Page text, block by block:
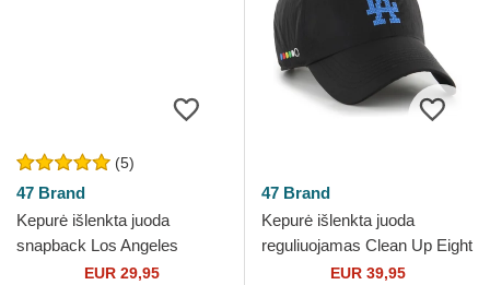
(5)
47 Brand
Kepurė išlenkta juoda
snapback Los Angeles
Dodgers MLB 47 Brand
EUR 29,95
47 Brand
Kepurė išlenkta juoda
reguliuojamas Clean Up Eight
Bit Hero Los Angeles
EUR 39,95